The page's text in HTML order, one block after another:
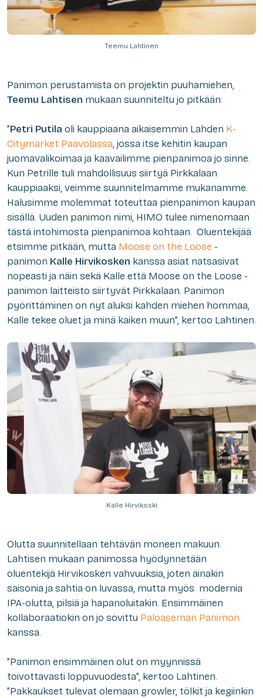
Teemu Lahtinen
Panimon perustamista on projektin puuhamiehen,
Teemu Lahtisen mukaan suunniteltu jo pitkään:
”Petri Putila oli kauppiaana aikaisemmin Lahden K-
Citymarket Paavolassa, jossa itse kehitin kaupan
juomavalikoimaa ja kaavailimme pienpanimoa jo sinne.
Kun Petrille tuli mahdollisuus siirtyä Pirkkalaan
kauppiaaksi, veimme suunnitelmamme mukanamme.
Halusimme molemmat toteuttaa pienpanimon kaupan
sisällä. Uuden panimon nimi, HIMO tulee nimenomaan
tästä intohimosta pienpanimoa kohtaan. Oluentekijää
etsimme pitkään, mutta Moose on the Loose -
panimon Kalle Hirvikosken kanssa asiat natsasivat
nopeasti ja näin sekä Kalle että Moose on the Loose -
panimon laitteisto siirtyvät Pirkkalaan. Panimon
pyörittäminen on nyt aluksi kahden miehen hommaa,
Kalle tekee oluet ja minä kaiken muun”, kertoo Lahtinen.
Kalle Hirvikoski
Olutta suunnitellaan tehtävän moneen makuun.
Lahtisen mukaan panimossa hyödynnetään
oluentekijä Hirvikosken vahvuuksia, joten ainakin
saisonia ja sahtia on luvassa, mutta myös modernia
IPA-olutta, pilsiä ja hapanoluitakin. Ensimmäinen
kollaboraatiokin on jo sovittu Paloaseman Panimon
kanssa.
”Panimon ensimmäinen olut on myynnissä
toivottavasti loppuvuodesta”, kertoo Lahtinen.
”Pakkaukset tulevat olemaan growler, tölkit ja kegiinkin